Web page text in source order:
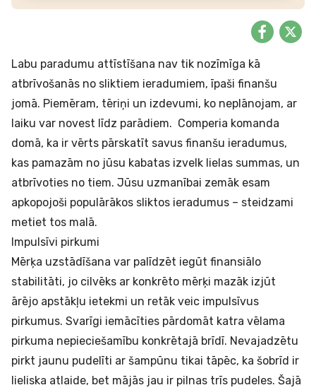
Labu paradumu attīstīšana nav tik nozīmīga kā
atbrīvošanās no sliktiem ieradumiem, īpaši finanšu
jomā. Piemēram, tēriņi un izdevumi, ko neplānojam, ar
laiku var novest līdz parādiem. Comperia komanda
domā, ka ir vērts pārskatīt savus finanšu ieradumus,
kas pamazām no jūsu kabatas izvelk lielas summas, un
atbrīvoties no tiem. Jūsu uzmanībai zemāk esam
apkopojoši populārākos sliktos ieradumus – steidzami
metiet tos malā.
Impulsīvi pirkumi
Mērķa uzstādīšana var palīdzēt iegūt finansiālo
stabilitāti, jo cilvēks ar konkrēto mērķi mazāk izjūt
ārējo apstākļu ietekmi un retāk veic impulsīvus
pirkumus. Svarīgi iemācīties pārdomāt katra vēlama
pirkuma nepieciešamību konkrētajā brīdī. Nevajadzētu
pirkt jaunu pudelīti ar šampūnu tikai tāpēc, ka šobrīd ir
lieliska atlaide, bet mājās jau ir pilnas trīs pudeles. Šajā